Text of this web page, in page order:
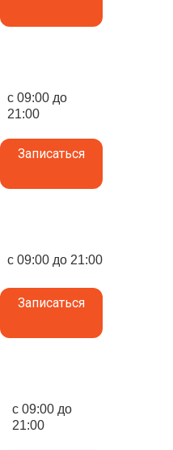
с 09:00 до
21:00
Записаться
с 09:00 до 21:00
Записаться
с 09:00 до
21:00